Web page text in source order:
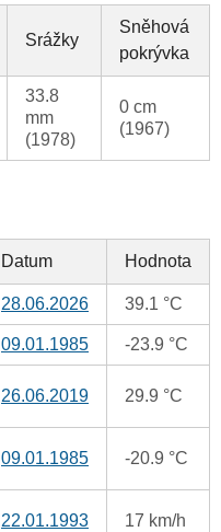
Srážky
Sněhová
pokrývka
33.8
mm
(1978)
0 cm
(1967)
Datum Hodnota
28.06.2026 39.1 °C
09.01.1985 -23.9 °C
26.06.2019 29.9 °C
09.01.1985 -20.9 °C
22.01.1993 17 km/h